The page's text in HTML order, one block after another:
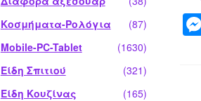
Κοσμήματα-Ρολόγια
(87)
Mobile-PC-Tablet
(1630)
Είδη Σπιτιού
(321)
Είδη Κουζίνας
(165)